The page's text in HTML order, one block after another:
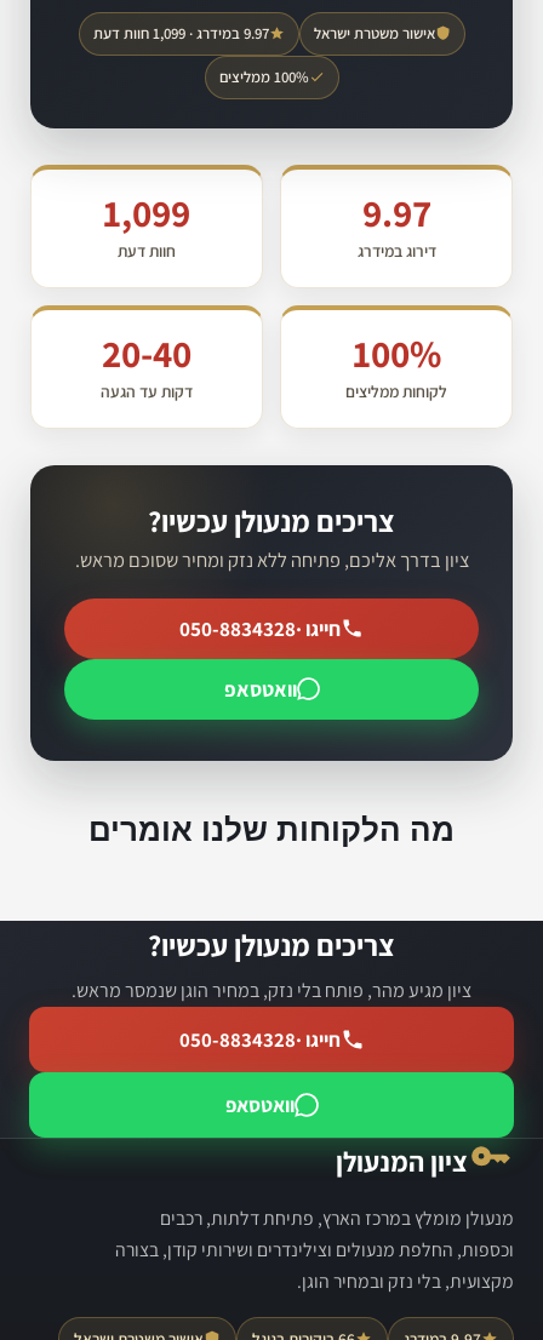
אישור משטרת ישראל 9.97 במידרג · 1,099 חוות דעת
100% ממליצים
9.97
דירוג במידרג
1,099
חוות דעת
100%
לקוחות ממליצים
20-40
דקות עד הגעה
צריכים מנעולן עכשיו?
ציון בדרך אליכם, פתיחה ללא נזק ומחיר שסוכם מראש.
חייגו ·050-8834328
וואטסאפ
מה הלקוחות שלנו אומרים
צריכים מנעולן עכשיו?
ציון מגיע מהר, פותח בלי נזק, במחיר הוגן שנמסר מראש.
חייגו ·050-8834328
וואטסאפ
ציון המנעולן
מנעולן מומלץ במרכז הארץ, פתיחת דלתות, רכבים
וכספות, החלפת מנעולים וצילינדרים ושירותי קודן, בצורה
מקצועית, בלי נזק ובמחיר הוגן.